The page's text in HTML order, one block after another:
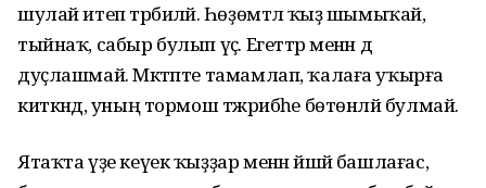
шулай итеп тәрбиәләй. Һөҙөмтәлә ҡыҙ шымыҡай,
тыйнаҡ, сабыр булып үҫә. Егеттәр менән дә
дуҫлашмай. Мәктәпте тамамлап, ҡалаға уҡырға
киткәндә, уның тормош тәжрибәһе бөтөнләй булмай.
Ятаҡта үҙе кеүек ҡыҙҙар менән йәшәй башлағас,